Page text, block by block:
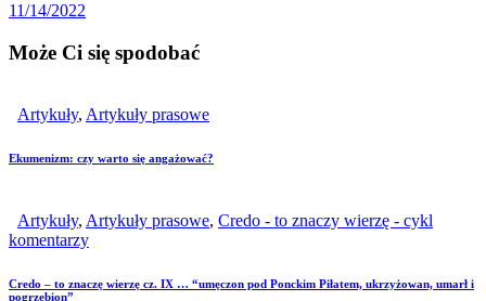
11/14/2022
Może Ci się spodobać
Artykuły, Artykuły prasowe
Ekumenizm: czy warto się angażować?
Artykuły, Artykuły prasowe, Credo - to znaczy wierzę - cykl
komentarzy
Credo – to znaczę wierzę cz. IX … “umęczon pod Ponckim Piłatem, ukrzyżowan, umarł i
pogrzebion”